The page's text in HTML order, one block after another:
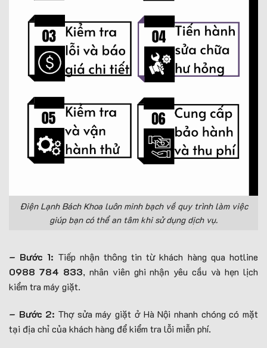
Điện Lạnh Bách Khoa luôn minh bạch về quy trình làm việc
giúp bạn có thể an tâm khi sử dụng dịch vụ.
– Bước 1: Tiếp nhận thông tin từ khách hàng qua hotline
0988 784 833, nhân viên ghi nhận yêu cầu và hẹn lịch
kiểm tra máy giặt.
– Bước 2: Thợ sửa máy giặt ở Hà Nội nhanh chóng có mặt
tại địa chỉ của khách hàng để kiểm tra lỗi miễn phí.